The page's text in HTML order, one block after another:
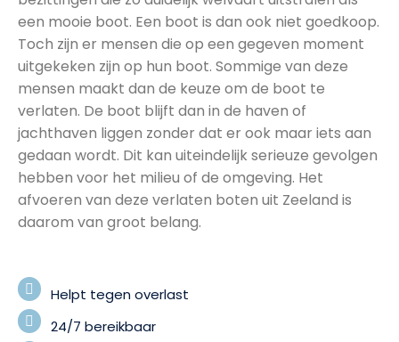
een mooie boot. Een boot is dan ook niet goedkoop.
Toch zijn er mensen die op een gegeven moment
uitgekeken zijn op hun boot. Sommige van deze
mensen maakt dan de keuze om de boot te
verlaten. De boot blijft dan in de haven of
jachthaven liggen zonder dat er ook maar iets aan
gedaan wordt. Dit kan uiteindelijk serieuze gevolgen
hebben voor het milieu of de omgeving. Het
afvoeren van deze verlaten boten uit Zeeland is
daarom van groot belang.
Helpt tegen overlast
24/7 bereikbaar